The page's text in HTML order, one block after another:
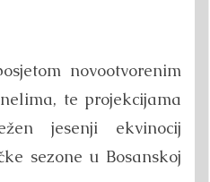
novootvorenim
te projekcijama
jesenji ekvinocij
sezone u Bosanskoj